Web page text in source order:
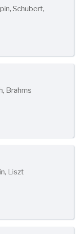
Schubert,
Brahms
Liszt